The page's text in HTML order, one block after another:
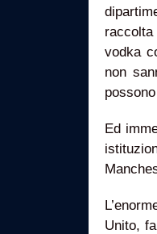
vodka
non
Ed
Unito,